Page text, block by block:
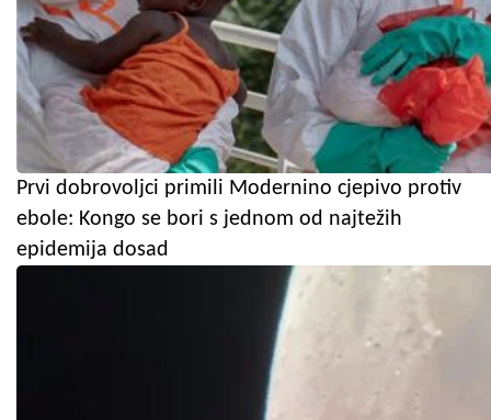
Prvi dobrovoljci primili Modernino cjepivo protiv
ebole: Kongo se bori s jednom od najtežih
epidemija dosad